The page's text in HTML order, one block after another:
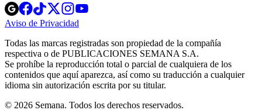
Opens
in
new
Opens
in
new
Opens
in
new
window
Opens
new
windowwindow
Aviso de Privacidad
new
window
Todas las marcas registradas son propiedad de la compañía
respectiva o de PUBLICACIONES SEMANA S.A.
Se prohíbe la reproducción total o parcial de cualquiera de los
contenidos que aquí aparezca, así como su traducción a cualquier
idioma sin autorización escrita por su titular.
© 2026 Semana. Todos los derechos reservados.